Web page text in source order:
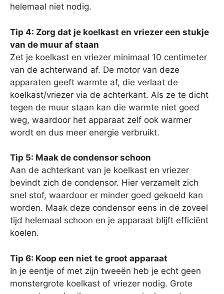
helemaal niet nodig.
Tip 4: Zorg dat je koelkast en vriezer een stukje
van de muur af staan
Zet je koelkast en vriezer minimaal 10 centimeter
van de achterwand af. De motor van deze
apparaten geeft warmte af, die verlaat de
koelkast/vriezer via de achterkant. Als ze te dicht
tegen de muur staan kan die warmte niet goed
weg, waardoor het apparaat zelf ook warmer
wordt en dus meer energie verbruikt.
Tip 5: Maak de condensor schoon
Aan de achterkant van je koelkast en vriezer
bevindt zich de condensor. Hier verzamelt zich
snel stof, waardoor er minder goed gekoeld kan
worden. Maak deze condensor eens in de zoveel
tijd helemaal schoon en je apparaat blijft efficiënt
koelen.
Tip 6: Koop een niet te groot apparaat
In je eentje of met zijn tweeën heb je echt geen
monstergrote koelkast of vriezer nodig. Grote